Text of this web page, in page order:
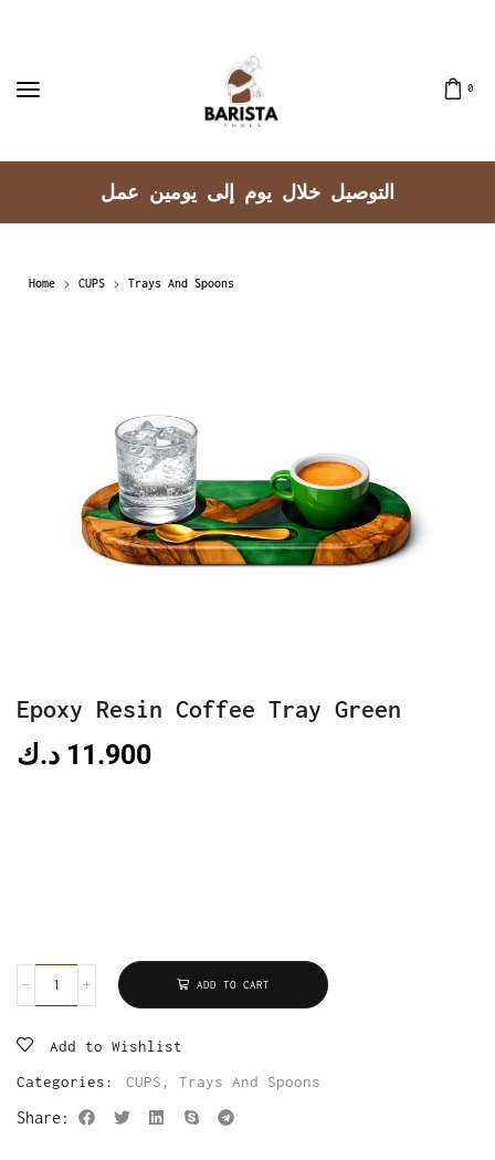
0
التوصيل خلال يوم إلى يومين عمل
Home CUPS Trays And Spoons
Epoxy Resin Coffee Tray Green
11.900 د.ك
ADD TO CART
Add to Wishlist
Categories:
CUPS , Trays And Spoons
Share: